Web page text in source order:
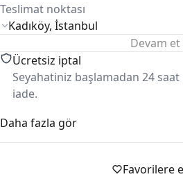
Teslimat noktası
Devam et
Ücretsiz iptal
Seyahatiniz başlamadan 24
iade.
Güvenli ödeme
Ödemeleriniz güvenle alınır ve
Daha fazla gör
Favorilere